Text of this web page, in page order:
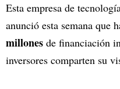
Esta empresa de
anunció esta semana que
millones de financiación
inversores comparten su